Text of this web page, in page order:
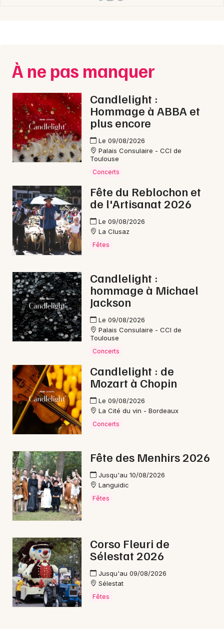
Newsletter des sorties
Artistes en tournée
Actualités
Choisir mes départements
Mon email
À ne pas manquer
Candlelight :
Hommage à ABBA et
plus encore
Le 09/08/2026
Palais Consulaire - CCI de
Toulouse
Concerts
Fête du Reblochon et
de l'Artisanat 2026
Le 09/08/2026
La Clusaz
Fêtes
Candlelight :
hommage à Michael
Jackson
Le 09/08/2026
Palais Consulaire - CCI de
Toulouse
Concerts
Candlelight : de
Mozart à Chopin
Le 09/08/2026
La Cité du vin - Bordeaux
Concerts
Fête des Menhirs 2026
Jusqu'au 10/08/2026
Languidic
Fêtes
Corso Fleuri de
Sélestat 2026
Jusqu'au 09/08/2026
Sélestat
Fêtes